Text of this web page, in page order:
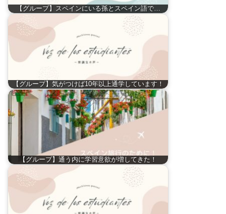
【グループ】スペインにいる孫とスペイン語で…
【グループ】気がつけば10年以上通学しています！
【グループ】通う内に学習意欲が増してきた！